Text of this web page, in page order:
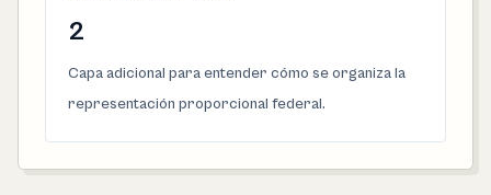
2
Capa adicional para entender cómo se organiza la
representación proporcional federal.